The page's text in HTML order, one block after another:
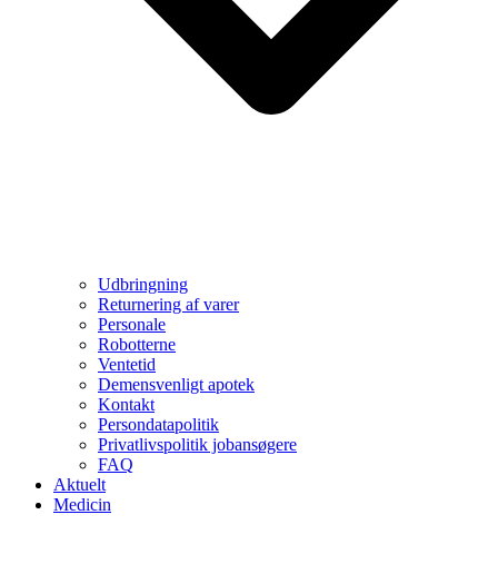
Udbringning
Returnering af varer
Personale
Robotterne
Ventetid
Demensvenligt apotek
Kontakt
Persondatapolitik
Privatlivspolitik jobansøgere
FAQ
Aktuelt
Medicin